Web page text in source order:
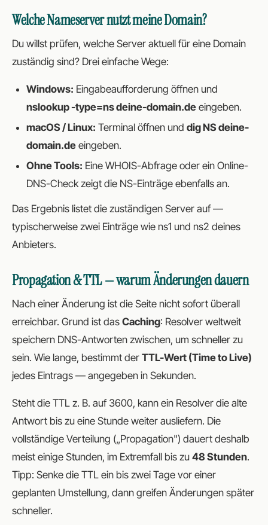
Welche Nameserver nutzt meine Domain?
Du willst prüfen, welche Server aktuell für eine Domain
zuständig sind? Drei einfache Wege:
Windows: Eingabeaufforderung öffnen und
nslookup -type=ns deine-domain.de eingeben.
macOS / Linux: Terminal öffnen und dig NS deine-
domain.de eingeben.
Ohne Tools: Eine WHOIS-Abfrage oder ein Online-
DNS-Check zeigt die NS-Einträge ebenfalls an.
Das Ergebnis listet die zuständigen Server auf —
typischerweise zwei Einträge wie ns1 und ns2 deines
Anbieters.
Propagation & TTL — warum Änderungen dauern
Nach einer Änderung ist die Seite nicht sofort überall
erreichbar. Grund ist das Caching: Resolver weltweit
speichern DNS-Antworten zwischen, um schneller zu
sein. Wie lange, bestimmt der TTL-Wert (Time to Live)
jedes Eintrags — angegeben in Sekunden.
Steht die TTL z. B. auf 3600, kann ein Resolver die alte
Antwort bis zu eine Stunde weiter ausliefern. Die
vollständige Verteilung („Propagation") dauert deshalb
meist einige Stunden, im Extremfall bis zu 48 Stunden.
Tipp: Senke die TTL ein bis zwei Tage vor einer
geplanten Umstellung, dann greifen Änderungen später
schneller.